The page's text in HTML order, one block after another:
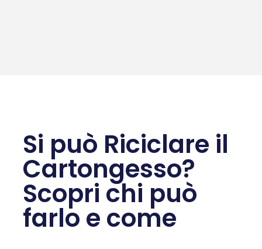
Si può Riciclare il
Cartongesso?
Scopri chi può
farlo e come